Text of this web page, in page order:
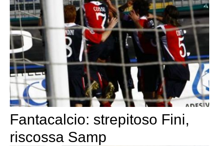
Fantacalcio: strepitoso Fini,
riscossa Samp